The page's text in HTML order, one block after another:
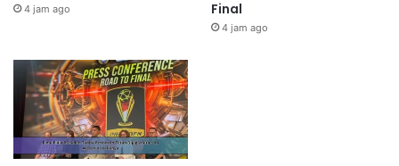
4 jam ago
Final
4 jam ago